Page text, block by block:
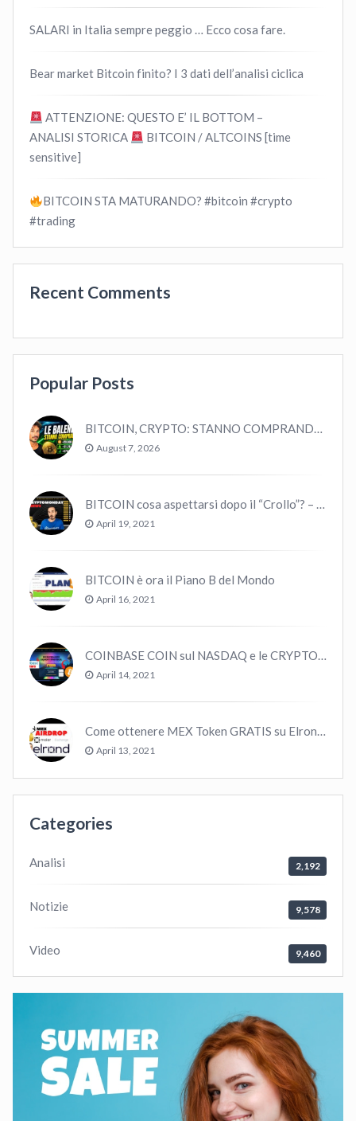
SALARI in Italia sempre peggio … Ecco cosa fare.
Bear market Bitcoin finito? I 3 dati dell’analisi ciclica
ATTENZIONE: QUESTO E’ IL BOTTOM –
ANALISI STORICA
BITCOIN / ALTCOINS [time
sensitive]
BITCOIN STA MATURANDO? #bitcoin #crypto
#trading
Recent Comments
Popular Posts
BITCOIN, CRYPTO: STANNO COMPRANDO TUTTI (GUARDA QUESTI DATI), EPPURE…
August 7, 2026
BITCOIN cosa aspettarsi dopo il “Crollo”? – CryptoMonday NEWS w16/’21
April 19, 2021
BITCOIN è ora il Piano B del Mondo
April 16, 2021
COINBASE COIN sul NASDAQ e le CRYPTO volano!
April 14, 2021
Come ottenere MEX Token GRATIS su Elrond ?
April 13, 2021
Categories
Analisi 2,192
Notizie 9,578
Video 9,460